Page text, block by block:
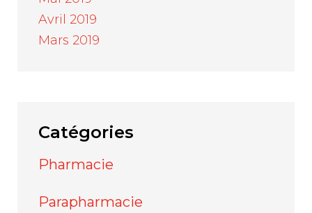
Avril 2019
Mars 2019
Catégories
Pharmacie
Parapharmacie